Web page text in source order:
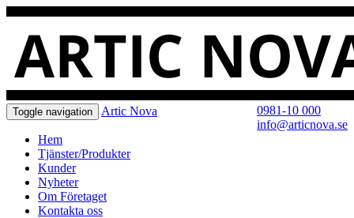
0981-10 000
info@articnova.se
Toggle navigation Artic Nova
Hem
Tjänster/Produkter
Kunder
Nyheter
Om Företaget
Kontakta oss